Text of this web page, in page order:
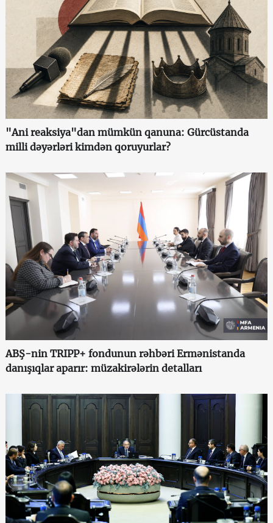
"Ani reaksiya"dan mümkün qanuna: Gürcüstanda
milli dəyərləri kimdən qoruyurlar?
ABŞ-nin TRIPP+ fondunun rəhbəri Ermənistanda
danışıqlar aparır: müzakirələrin detalları